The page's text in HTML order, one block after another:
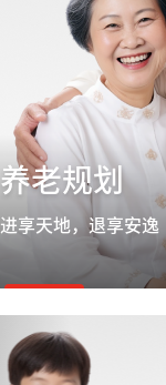
养老规划
进享天地，退享安逸